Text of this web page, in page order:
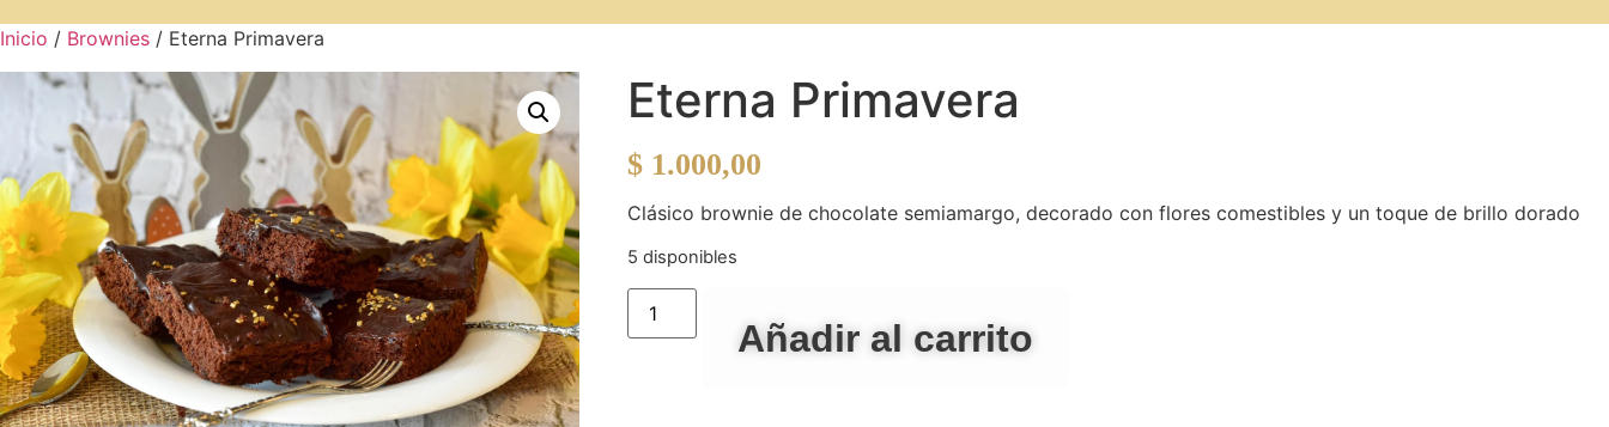
Inicio / Brownies / Eterna Primavera
Eterna Primavera
$ 1.000,00
Clásico browniedechocolate semiamargo,decoradoconflorescomestiblesy untoquede brillodorado
5 disponibles
Añadir al carrito